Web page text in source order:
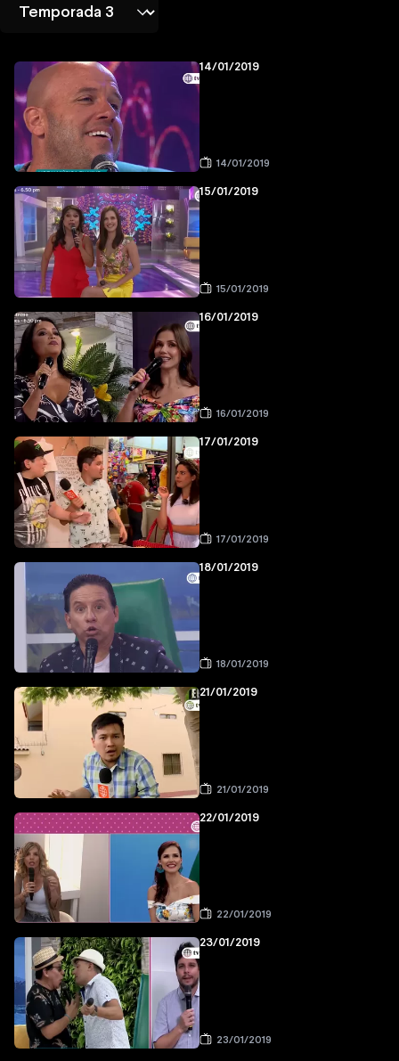
14/01/2019
14/01/2019
15/01/2019
15/01/2019
16/01/2019
16/01/2019
17/01/2019
17/01/2019
18/01/2019
18/01/2019
21/01/2019
21/01/2019
22/01/2019
22/01/2019
23/01/2019
23/01/2019